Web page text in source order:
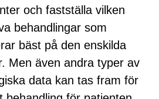
och fastställa vilken
behandlingar som
bäst på den enskilda
Men även andra typer av
data kan tas fram för